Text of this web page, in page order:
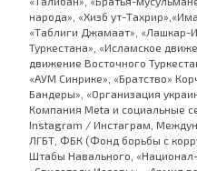
народа», «Хизб ут-
«Таблиги Джамаат», «Лашкар-
Туркестана», «Исламское
движение Восточного
«АУМ Синрике», «Братство»
Бандеры», «Организация
Компания Meta и социальные
Instagram / Инстаграм,
ЛГБТ, ФБК (Фонд борьбы с
Штабы Навального,